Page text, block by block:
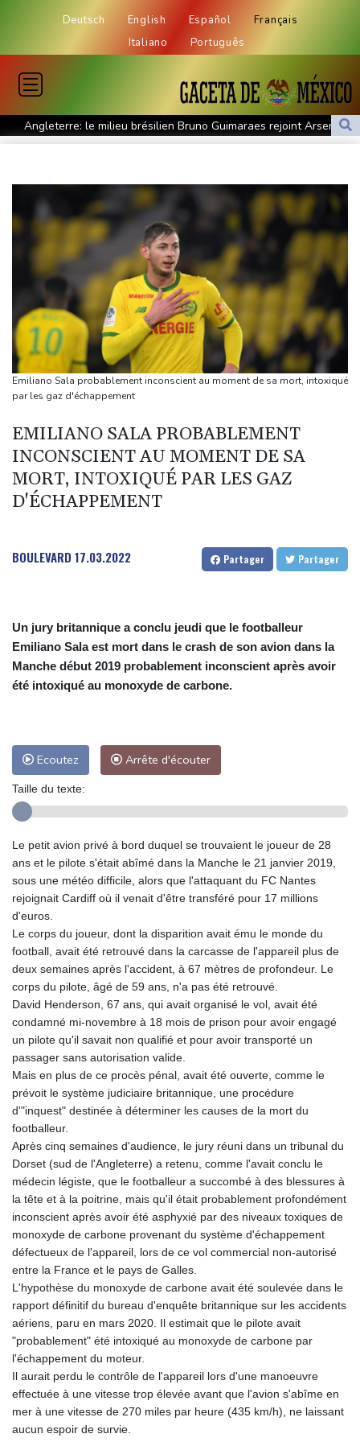
Deutsch English Español
Français
Italiano
Português
Angleterre: le milieu brésilien Bruno Guimaraes rejoint Arsenal
Tour de France: la lauréate sortante Pauline Ferrand-Prévot
Violences sexuelles sur mineurs : le gouvernement se penche
sur les défaillances des enquêtes
A Kiev, dernier adieu à un bénévole qui a consacré sa vie aux
Euro d'athlétisme: Duplantis, Werro, Jacobs, les stars à suivre à
Birmingham
Violences sexuelles sur mineurs: un courrier de Darmanin pointe
les défaillances des enquêtes
Le Sénat américain approuve la nomination de Todd Blanche
comme ministre de la Justice
Moscou
Vin: une étude sur sept siècles montre les ravages du
dérèglement climatique
En Hongrie, l'attente et le doute dans l'audiovisuel public après
Emiliano Sala probablement inconscient au moment de sa mort, intoxiqué
par les gaz d'échappement
EMILIANO SALA PROBABLEMENT
INCONSCIENT AU MOMENT DE SA
MORT, INTOXIQUÉ PAR LES GAZ
D'ÉCHAPPEMENT
BOULEVARD 17.03.2022 Partager Partager
Un jury britannique a conclu jeudi que le footballeur
Emiliano Sala est mort dans le crash de son avion dans la
Manche début 2019 probablement inconscient après avoir
été intoxiqué au monoxyde de carbone.
Ecoutez Arrête d'écouter
Taille du texte:
Le petit avion privé à bord duquel se trouvaient le joueur de 28
ans et le pilote s'était abîmé dans la Manche le 21 janvier 2019,
sous une météo difficile, alors que l'attaquant du FC Nantes
rejoignait Cardiff où il venait d'être transféré pour 17 millions
d'euros.
Le corps du joueur, dont la disparition avait ému le monde du
football, avait été retrouvé dans la carcasse de l'appareil plus de
deux semaines après l'accident, à 67 mètres de profondeur. Le
corps du pilote, âgé de 59 ans, n'a pas été retrouvé.
David Henderson, 67 ans, qui avait organisé le vol, avait été
condamné mi-novembre à 18 mois de prison pour avoir engagé
un pilote qu'il savait non qualifié et pour avoir transporté un
passager sans autorisation valide.
Mais en plus de ce procès pénal, avait été ouverte, comme le
prévoit le système judiciaire britannique, une procédure
d'"inquest" destinée à déterminer les causes de la mort du
footballeur.
Après cinq semaines d'audience, le jury réuni dans un tribunal du
Dorset (sud de l'Angleterre) a retenu, comme l'avait conclu le
médecin légiste, que le footballeur a succombé à des blessures à
la tête et à la poitrine, mais qu'il était probablement profondément
inconscient après avoir été asphyxié par des niveaux toxiques de
monoxyde de carbone provenant du système d'échappement
défectueux de l'appareil, lors de ce vol commercial non-autorisé
entre la France et le pays de Galles.
L'hypothèse du monoxyde de carbone avait été soulevée dans le
rapport définitif du bureau d'enquête britannique sur les accidents
aériens, paru en mars 2020. Il estimait que le pilote avait
"probablement" été intoxiqué au monoxyde de carbone par
l'échappement du moteur.
Il aurait perdu le contrôle de l'appareil lors d'une manoeuvre
effectuée à une vitesse trop élevée avant que l'avion s'abîme en
mer à une vitesse de 270 miles par heure (435 km/h), ne laissant
aucun espoir de survie.